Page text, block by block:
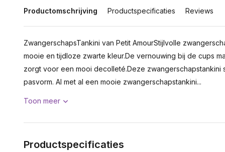
Productomschrijving Productspecificaties Reviews
ZwangerschapsTankini van Petit AmourStijlvolle
mooie en tijdloze zwarte kleur.De vernouwing bij de cups
zorgt voor een mooi decolleté.Deze
pasvorm. Al met al een mooie zwangerschapstankini...
Toon meer
Productspecificaties